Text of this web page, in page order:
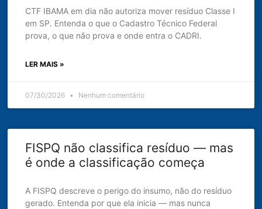
CTF IBAMA em dia não autoriza mover resíduo Classe I
em SP. Entenda o que o Cadastro Técnico Federal
prova, o que não prova e onde entra o CADRI.
LER MAIS »
07/30/2026 Nenhum comentário
FISPQ não classifica resíduo — mas
é onde a classificação começa
A FISPQ descreve o perigo do insumo, não do resíduo
gerado. Entenda por que ela inicia — mas nunca